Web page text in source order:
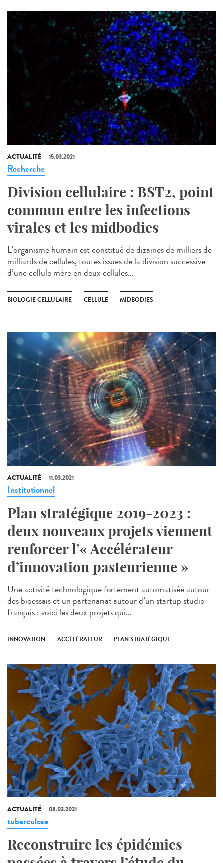
ACTUALITÉ 15.03.2021
Recherche
Division cellulaire : BST2, point
commun entre les infections
virales et les midbodies
L’organisme humain est constitué de dizaines de milliers de
milliards de cellules, toutes issues de la division successive
d’une cellule mère en deux cellules...
BIOLOGIE CELLULAIRE CELLULE MIDBODIES
ACTUALITÉ 11.03.2021
Institutionnel
Plan stratégique 2019-2023 :
deux nouveaux projets viennent
renforcer l’« Accélérateur
d’innovation pasteurienne »
Une activité technologique fortement automatisée autour
des bioessais et un partenariat autour d’un startup studio
français : voici les deux projets qui...
INNOVATION ACCÉLÉRATEUR PLAN STRATÉGIQUE
ACTUALITÉ 08.03.2021
tuberculose
Reconstruire les épidémies